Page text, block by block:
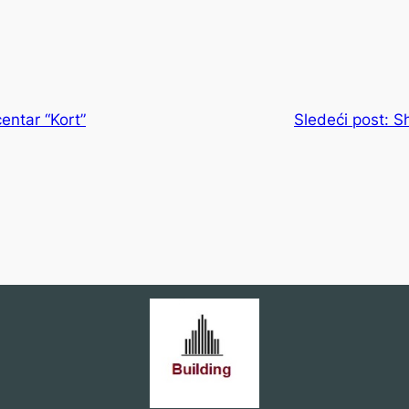
“Kort” Sledeći post: